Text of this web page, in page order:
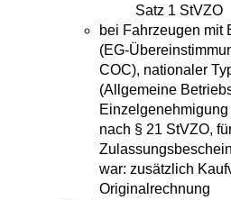
Satz 1 StVZO
bei Fahrzeugen mit
(EG-
COC), nationaler
(Allgemeine
nach § 21 StVZO,
war: zusätzlich
Originalrechnung